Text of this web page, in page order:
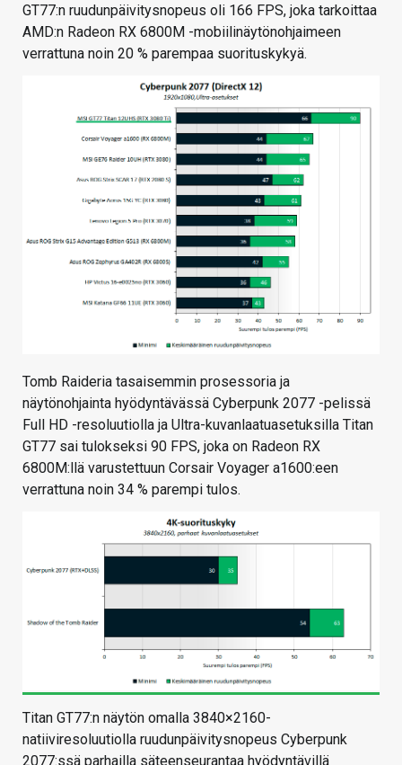
GT77:n ruudunpäivitysnopeus oli 166 FPS, joka tarkoittaa
AMD:n Radeon RX 6800M -mobiilinäytönohjaimeen
verrattuna noin 20 % parempaa suorituskykyä.
Tomb Raideria tasaisemmin prosessoria ja
näytönohjainta hyödyntävässä Cyberpunk 2077 -pelissä
Full HD -resoluutiolla ja Ultra-kuvanlaatuasetuksilla Titan
GT77 sai tulokseksi 90 FPS, joka on Radeon RX
6800M:llä varustettuun Corsair Voyager a1600:een
verrattuna noin 34 % parempi tulos.
Titan GT77:n näytön omalla 3840×2160-
natiiviresoluutiolla ruudunpäivitysnopeus Cyberpunk
2077:ssä parhailla säteenseurantaa hyödyntävillä